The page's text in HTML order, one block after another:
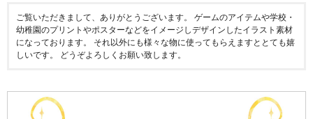
ご覧いただきまして、ありがとうございます。 ゲームのアイテムや学校・
幼稚園のプリントやポスターなどをイメージしデザインしたイラスト素材
になっております。 それ以外にも様々な物に使ってもらえますととても嬉
しいです。 どうぞよろしくお願い致します。